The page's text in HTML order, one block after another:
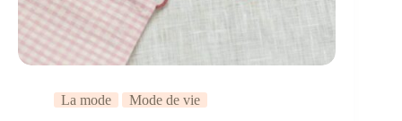
La mode Mode de vie